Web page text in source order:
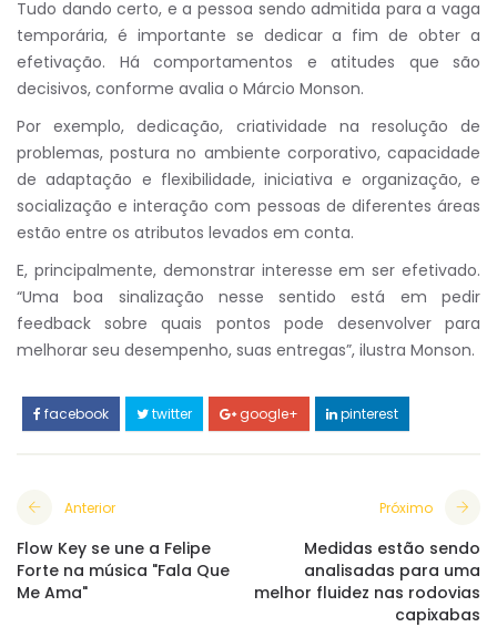
Tudo dando certo, e a pessoa sendo admitida para a vaga
temporária, é importante se dedicar a fim de obter a
efetivação. Há comportamentos e atitudes que são
decisivos, conforme avalia o Márcio Monson.
Por exemplo, dedicação, criatividade na resolução de
problemas, postura no ambiente corporativo, capacidade
de adaptação e flexibilidade, iniciativa e organização, e
socialização e interação com pessoas de diferentes áreas
estão entre os atributos levados em conta.
E, principalmente, demonstrar interesse em ser efetivado.
“Uma boa sinalização nesse sentido está em pedir
feedback sobre quais pontos pode desenvolver para
melhorar seu desempenho, suas entregas”, ilustra Monson.
facebook twitter google+ pinterest
Anterior
Flow Key se une a Felipe
Forte na música "Fala Que
Me Ama"
Próximo
Medidas estão sendo
analisadas para uma
melhor fluidez nas rodovias
capixabas